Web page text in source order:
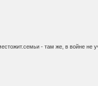
- там же, в войне не